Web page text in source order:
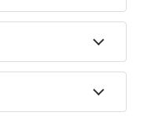
nejlepší
a výhodná poloha
splnit každý
obsluhy na
hosty. Ubytovací